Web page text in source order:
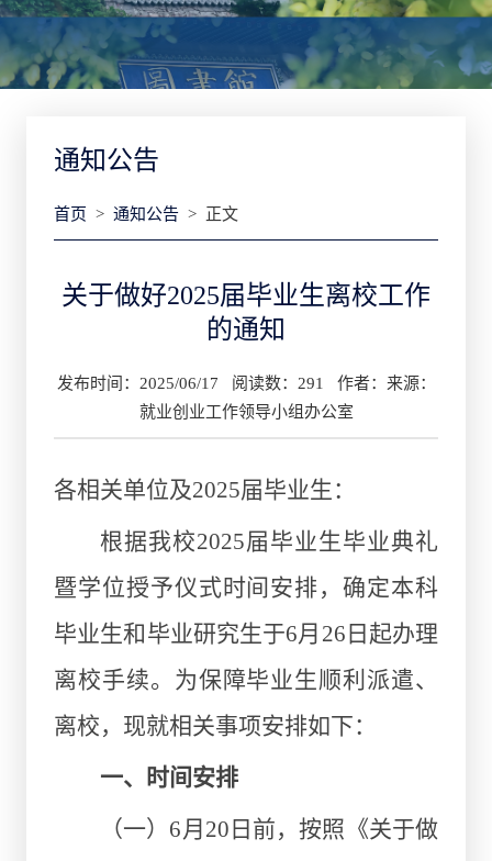
通知公告
首页 > 通知公告 > 正文
关于做好2025届毕业生离校工作
的通知
发布时间：2025/06/17 阅读数： 291 作者：来源：
就业创业工作领导小组办公室
各相关单位及2025届毕业生：
根据我校2025届毕业生毕业典礼
暨学位授予仪式时间安排，确定本科
毕业生和毕业研究生于6月26日起办理
离校手续。为保障毕业生顺利派遣、
离校，现就相关事项安排如下：
一、时间安排
（一）6月20日前，按照《关于做